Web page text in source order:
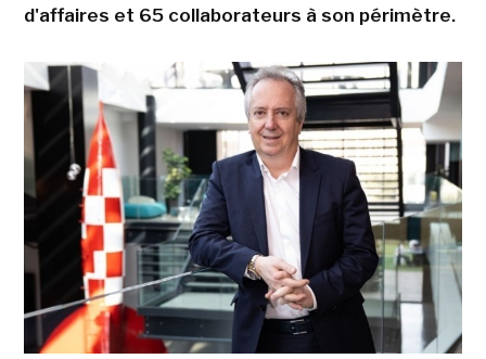
d'affaires et 65 collaborateurs à son périmètre.